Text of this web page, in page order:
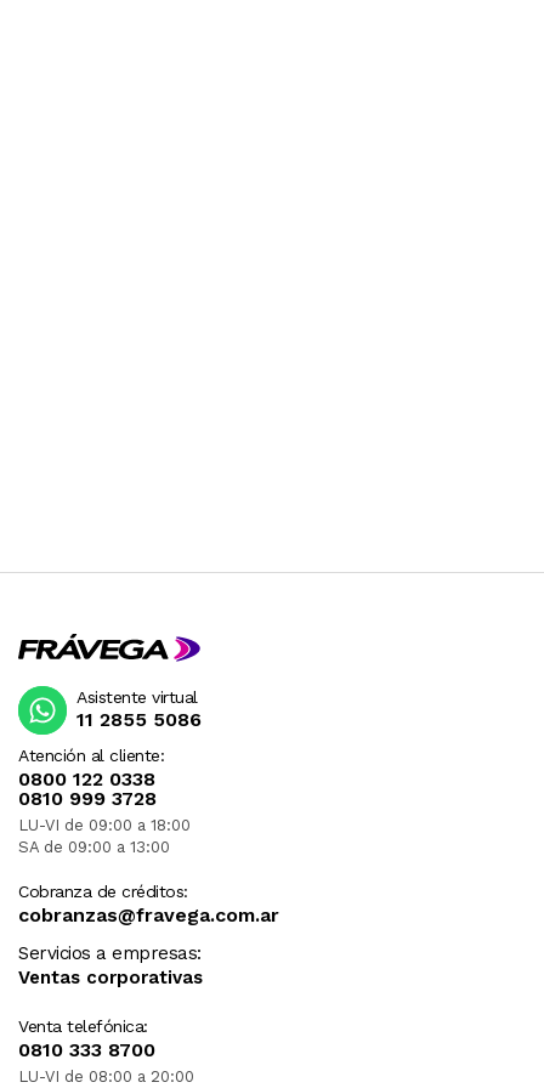
Atención al cliente:
0800 122 0338
0810 999 3728
LU-VI de 09:00 a 18:00
SA de 09:00 a 13:00
Cobranza de créditos:
cobranzas@fravega.com.ar
Servicios a empresas:
Ventas corporativas
Venta telefónica:
0810 333 8700
LU-VI de 08:00 a 20:00
Asistente virtual
11 2855 5086